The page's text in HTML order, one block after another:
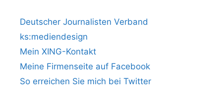
Deutscher Journalisten Verband
ks:mediendesign
Mein XING-Kontakt
Meine Firmenseite auf Facebook
So erreichen Sie mich bei Twitter